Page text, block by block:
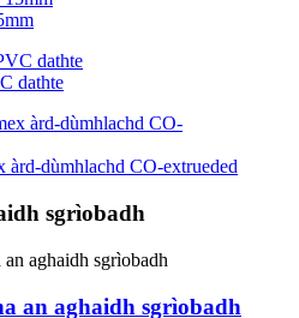
dathte
àrd-dùmhlachd CO-extrueded
sgrìobadh
an aghaidh sgrìobadh